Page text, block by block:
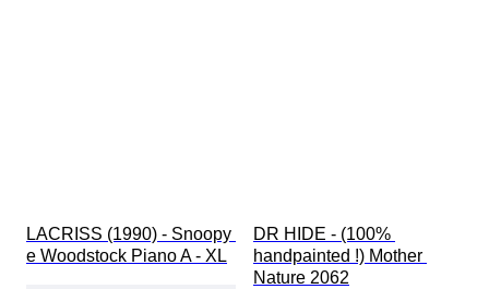
LACRISS (1990) - Snoopy
e Woodstock Piano A - XL
DR HIDE - (100%
handpainted !) Mother
Nature 2062